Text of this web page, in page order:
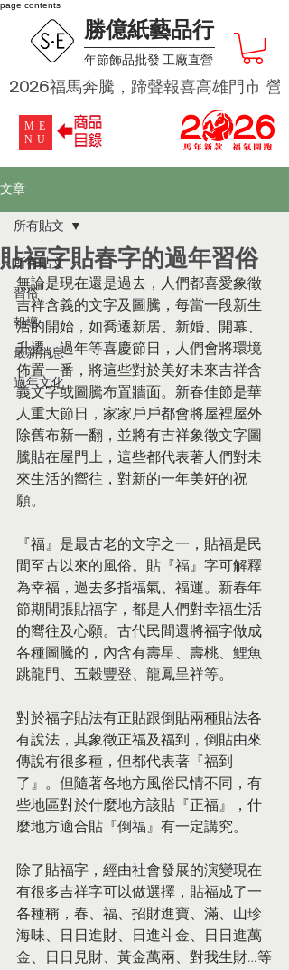
page contents
勝億紙藝品行
​年節飾品批發 工廠直營
2026福馬奔騰，蹄聲報喜高雄門市
ME
NU
文章
所有貼文
習俗
報導
最新消息
過年文化
所有貼文
貼福字貼春字的過年習俗
無論是現在還是過去，人們都喜愛象徵
吉祥含義的文字及圖騰，每當一段新生
活的開始，如喬遷新居、新婚、開幕、
升遷、過年等喜慶節日，人們會將環境
佈置一番，將這些對於美好未來吉祥含
義文字或圖騰布置牆面。新春佳節是華
人重大節日，家家戶戶都會將屋裡屋外
除舊布新一翻，並將有吉祥象徵文字圖
騰貼在屋門上，這些都代表著人們對未
來生活的嚮往，對新的一年美好的祝
願。
『福』是最古老的文字之一，貼福是民
間至古以來的風俗。貼『福』字可解釋
為幸福，過去多指福氣、福運。新春年
節期間張貼福字，都是人們對幸福生活
的嚮往及心願。古代民間還將福字做成
各種圖騰的，內含有壽星、壽桃、鯉魚
跳龍門、五穀豐登、龍鳳呈祥等。
對於福字貼法有正貼跟倒貼兩種貼法各
有說法，其象徵正福及福到，倒貼由來
傳說有很多種，但都代表著『福到
了』。但隨著各地方風俗民情不同，有
些地區對於什麼地方該貼『正福』，什
麼地方適合貼『倒福』有一定講究。
除了貼福字，經由社會發展的演變現在
有很多吉祥字可以做選擇，貼福成了一
各種稱，春、福、招財進寶、滿、山珍
海味、日日進財、日進斗金、日日進萬
金、日日見財、黃金萬兩、對我生財…等